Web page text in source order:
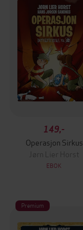
149,-
Operasjon Sirkus
Jørn Lier Horst
EBOK
Premium